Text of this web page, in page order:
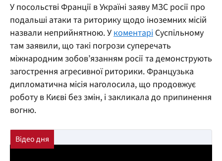
У посольстві Франції в Україні заяву МЗС росії про
подальші атаки та риторику щодо іноземних місій
назвали неприйнятною. У коментарі Суспільному
там заявили, що такі погрози суперечать
міжнародним зобов’язанням росії та демонструють
загострення агресивної риторики. Французька
дипломатична місія наголосила, що продовжує
роботу в Києві без змін, і закликала до припинення
вогню.